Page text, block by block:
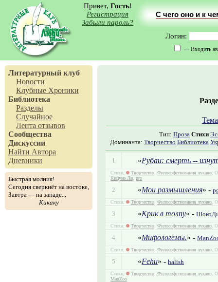
Привет, Гость!
Регистрация
Забыли пароль?
С чего оно и к
Логин:
— Входить
Литературный клуб
Новости
Клубные Хроники
Библиотека
Разделы
Случайное
Лента отзывов
Сообщества
Дискуссии
Найти Автора
Дневники
Быстрая молния!
Сегодня сверкнёт на востоке,
Завтра — на западе...
Кикаку
Тип: Проза Стихи
Доминанта: Творчество Библиотека
1 «Рубаи: смерть --
Стихи, Творчество Философствования лукаво ,
Кицунэ Ли pro
2 «Мои размышления» -
Стихи, Творчество Философствования лукаво ,
3 «Крик в толпу» -
Стихи, Творчество Философствования лукаво ,
4 «Мифологемы.» -
Стихи, Творчество Философствования лукаво ,
5 «Fehu» - halish
Стихи, Творчество Философствования лукаво ,
ManZoo